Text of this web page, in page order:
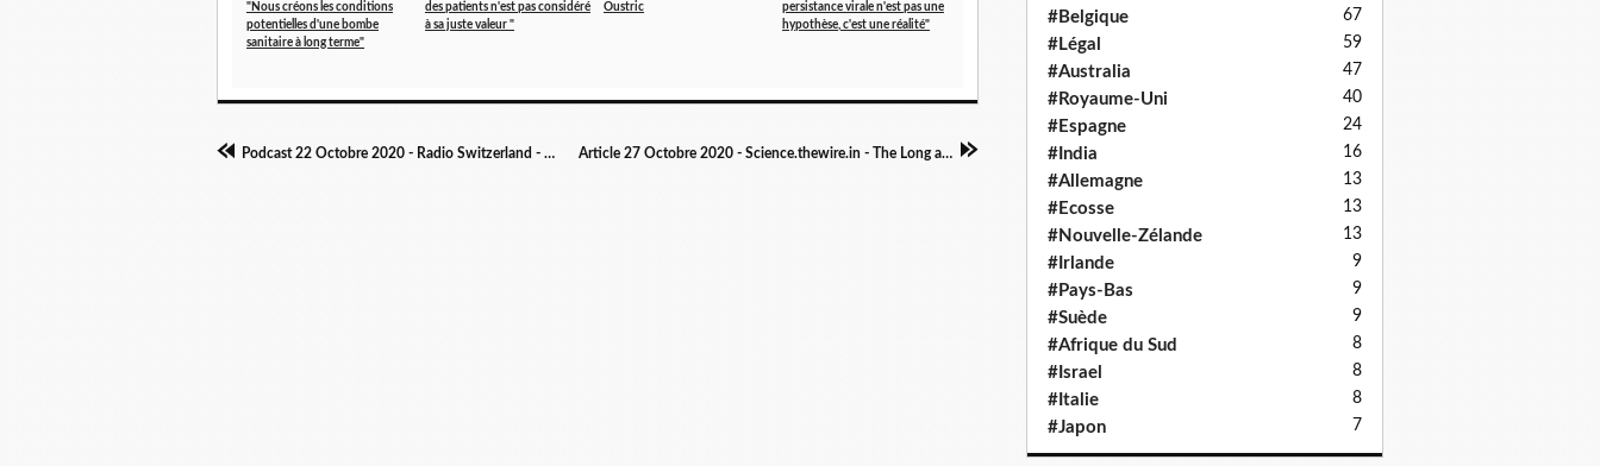
"Nous créons les conditions
potentielles d'une bombe
sanitaire à long terme"
des patients n'est pas considéré
à sa juste valeur "
Oustric
persistance virale n'est pas une
hypothèse, c'est une réalité"
Podcast 22 Octobre 2020 - Radio Switzerland - Health Matters: Long Covid Article 27 Octobre 2020 - Science.thewire.in - The Long and Short of ‘Long COVID-19’
#Belgique 67
#Légal 59
#Australia 47
#Royaume-Uni 40
#Espagne 24
#India 16
#Allemagne 13
#Ecosse 13
#Nouvelle-Zélande 13
#Irlande 9
#Pays-Bas 9
#Suède 9
#Afrique du Sud 8
#Israel 8
#Italie 8
#Japon 7